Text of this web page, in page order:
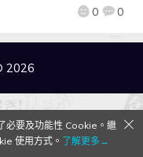
0 0
2026
必要及功能性 Cookie。繼
使用方式。 了解更多→